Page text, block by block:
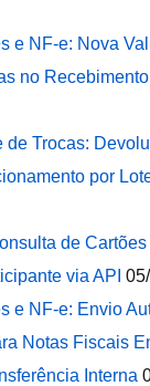
e NF-e: Nova
no
de Trocas:
por
de
via API
e NF-e: Envio
Notas Fiscais
Interna